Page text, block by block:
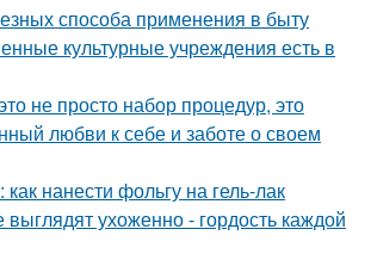
способа применения в быту
культурные учреждения есть в
не просто набор процедур, это
любви к себе и заботе о своем
нанести фольгу на гель-лак
выглядят ухоженно - гордость каждой